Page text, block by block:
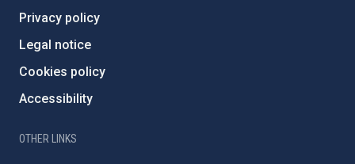
Privacy policy
Legal notice
Cookies policy
Accessibility
OTHER LINKS